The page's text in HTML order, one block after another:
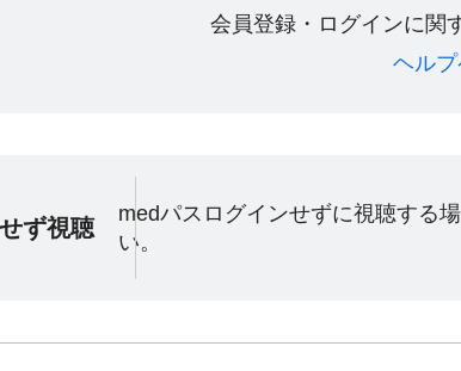
会員登録・ログインに関
ヘルプ
ず視聴
medパスログインせずに視聴する
い。